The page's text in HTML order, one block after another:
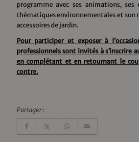
programme avec ses animations, ses
thématiques environnementales et son
accessoires de jardin.
Pour participer et exposer à
professionnels sont invités à s’inscrire
en complétant et en retournant le
contre.
Partager :